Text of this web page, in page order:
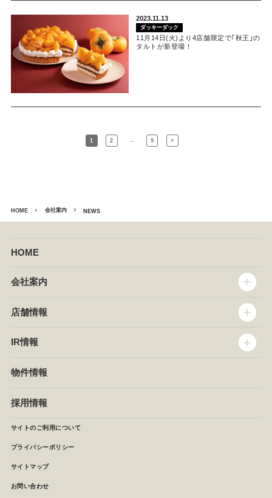
2023.11.13
ダッキーダック
11月14日(火)より4店舗限定で｢秋王｣の
タルトが新登場！
1 2 … 9 >
HOME 会社案内 NEWS
HOME
会社案内
企業情報
セントラルキッチン
NEWS
店舗情報
椿屋珈琲
イタリアンダイニングDONA
店舗検索
IR情報
IRニュース
月次報告
決算短信
株主の皆様へ
よくあるご質問 (株主優待制度)
物件情報
採用情報
サイトのご利用について
プライバシーポリシー
サイトマップ
お問い合わせ